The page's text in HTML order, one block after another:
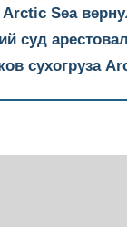
Sea
суд
сухогруза